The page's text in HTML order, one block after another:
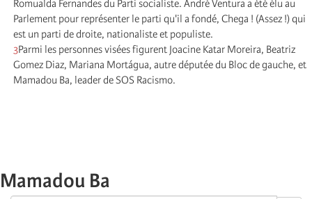
Romualda Fernandes du Parti socialiste. André Ventura a été élu au
Parlement pour représenter le parti qu'il a fondé, Chega ! (Assez !) qui
est un parti de droite, nationaliste et populiste.
3Parmi les personnes visées figurent Joacine Katar Moreira, Beatriz
Gomez Diaz, Mariana Mortágua, autre députée du Bloc de gauche, et
Mamadou Ba, leader de SOS Racismo.
Mamadou Ba